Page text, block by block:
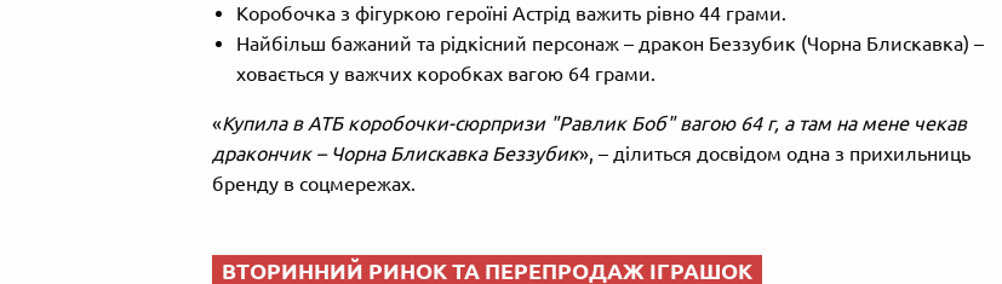
Коробочка з фігуркою героїні Астрід важить рівно 44 грами.
Найбільш бажаний та рідкісний персонаж – дракон Беззубик (Чорна Блискавка) –
ховається у важчих коробках вагою 64 грами.
«Купила в АТБ коробочки-сюрпризи "Равлик Боб" вагою 64 г, а там на мене чекав
дракончик – Чорна Блискавка Беззубик», – ділиться досвідом одна з прихильниць
бренду в соцмережах.
ВТОРИННИЙ РИНОК ТА ПЕРЕПРОДАЖ ІГРАШОК